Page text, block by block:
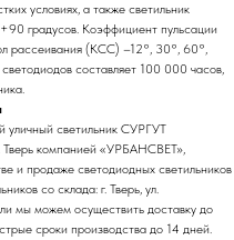
условиях, а также светильник
градусов. Коэффициент пульсации
рассеивания (КСС) –12°, 30°, 60°,
составляет 100 000 часов,
уличный светильник СУРГУТ
Тверь компанией «УРБАНСВЕТ»,
и продаже светодиодных светильников
со склада: г. Тверь, ул.
мы можем осуществить доставку до
сроки производства до 14 дней.